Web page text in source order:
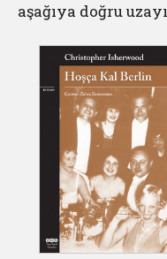
aşağıya doğru